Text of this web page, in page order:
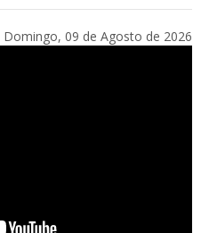
Domingo, 09 de Agosto de 2026